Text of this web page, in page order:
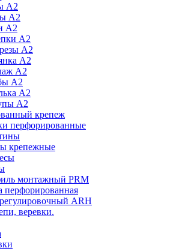
А2
А2
А2
А2
А2
А2
А2
А2
А2
А2
крепеж
перфорированные
крепежные
монтажный PRM
перфорированная
ARH
веревки.